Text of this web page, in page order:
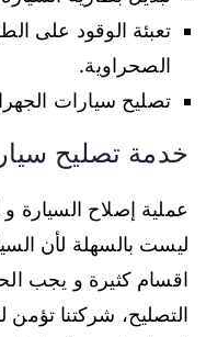
تعبئة الوقود على
الصحراوية.
تصليح سيارات
خدمة تصليح
عملية إصلاح السيارة و
ليست بالسهلة لأن
اقسام كثيرة و يجب
التصليح، شركتنا